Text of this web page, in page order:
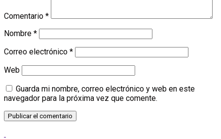
Comentario *
Nombre *
Correo electrónico *
Web
Guarda mi nombre, correo electrónico y web en este
navegador para la próxima vez que comente.